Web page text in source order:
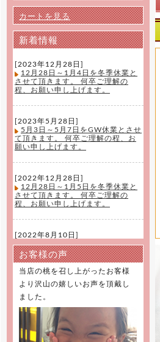
カートを見る
新着情報
[2023年12月28日]
12月28日～1月4日を冬季休業と
させて頂きます。 何卒ご理解の
程、お願い申し上げます。
[2023年5月28日]
5月3日～5月7日をGW休業とさせ
て頂きます。 何卒ご理解の程、お
願い申し上げます。
[2022年12月28日]
12月28日～1月5日を冬季休業と
させて頂きます。 何卒ご理解の
程、お願い申し上げます。
[2022年8月10日]
8月11日～8月16日を夏季休業と
させて頂きます。 何卒ご理解の
程、お願い申し上げます。
今季もたくさんのご注文ありがと
うございました。 新規受注は終了
とさせて頂きました。
お客様の声
当店の桃を召し上がったお客様
より沢山の嬉しいお声を頂戴し
ました。